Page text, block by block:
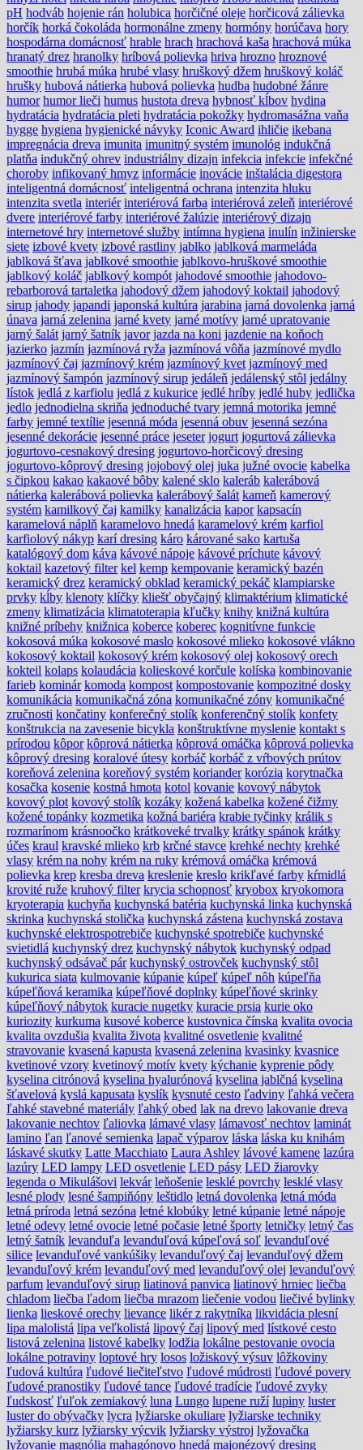
pH hodváb hojenie rán holubica horčičné oleje horčicová zálievka
horčík horká čokoláda hormonálne zmeny hormóny horúčava hory
hospodárna domácnosť hrable hrach hrachová kaša hrachová múka
hranatý drez hranolky hríbová polievka hriva hrozno hroznové
smoothie hrubá múka hrubé vlasy hruškový džem hruškový koláč
hrušky hubová nátierka hubová polievka hudba hudobné žánre
humor humor lieči humus hustota dreva hybnosť kĺbov hydina
hydratácia hydratácia pleti hydratácia pokožky hydromasážna vaňa
hygge hygiena hygienické návyky Iconic Award ihličie ikebana
impregnácia dreva imunita imunitný systém imunológ indukčná
platňa indukčný ohrev industriálny dizajn infekcia infekcie infekčné
choroby infikovaný hmyz informácie inovácie inštalácia digestora
inteligentná domácnosť inteligentná ochrana intenzita hluku
intenzita svetla interiér interiérová farba interiérová zeleň interiérové
dvere interiérové farby interiérové žalúzie interiérový dizajn
internetové hry internetové služby intímna hygiena inulín inžinierske
siete izbové kvety izbové rastliny jablko jablková marmeláda
jablková šťava jablkové smoothie jablkovo-hruškové smoothie
jablkový koláč jablkový kompót jahodové smoothie jahodovo-
rebarborová tartaletka jahodový džem jahodový koktail jahodový
sirup jahody japandi japonská kultúra jarabina jarná dovolenka jarná
únava jarná zelenina jarné kvety jarné motívy jarné upratovanie
jarný šalát jarný šatník javor jazda na koni jazdenie na koňoch
jazierko jazmín jazmínová ryža jazmínová vôňa jazmínové mydlo
jazmínový čaj jazmínový krém jazmínový kvet jazmínový med
jazmínový šampón jazmínový sirup jedáleň jedálenský stôl jedálny
lístok jedlá z karfiolu jedlá z kukurice jedlé hríby jedlé huby jedlička
jedlo jednodielna skriňa jednoduché tvary jemná motorika jemné
farby jemné textílie jesenná móda jesenná obuv jesenná sezóna
jesenné dekorácie jesenné práce jeseter jogurt jogurtová zálievka
jogurtovo-cesnakový dresing jogurtovo-horčicový dresing
jogurtovo-kôprový dresing jojobový olej juka južné ovocie kabelka
s čipkou kakao kakaové bôby kalené sklo kaleráb kalerábová
nátierka kalerábová polievka kalerábový šalát kameň kamerový
systém kamilkový čaj kamilky kanalizácia kapor kapsacín
karamelová náplň karamelovo hnedá karamelový krém karfiol
karfiolový nákyp karí dresing káro kárované sako kartuša
katalógový dom káva kávové nápoje kávové príchute kávový
koktail kazetový filter kel kemp kempovanie keramický bazén
keramický drez keramický obklad keramický pekáč klampiarske
prvky kĺby klenoty klíčky kliešť obyčajný klimaktérium klimatické
zmeny klimatizácia klimatoterapia kľučky knihy knižná kultúra
knižné príbehy knižnica koberce koberec kognitívne funkcie
kokosová múka kokosové maslo kokosové mlieko kokosové vlákno
kokosový koktail kokosový krém kokosový olej kokosový orech
kokteil kolaps kolaudácia kolieskové korčule kolíska kombinovanie
farieb kominár komoda kompost kompostovanie kompozitné dosky
komunikácia komunikačná zóna komunikačné zóny komunikačné
zručnosti končatiny konferečný stolík konferenčný stolík konfety
konštrukcia na zavesenie bicykla konštruktívne myslenie kontakt s
prírodou kôpor kôprová nátierka kôprová omáčka kôprová polievka
kôprový dresing koralové útesy korbáč korbáč z vŕbových prútov
koreňová zelenina koreňový systém koriander korózia korytnačka
kosačka kosenie kostná hmota kotol kovanie kovový nábytok
kovový plot kovový stolík kozáky kožená kabelka kožené čižmy
kožené topánky kozmetika kožná bariéra krabie tyčinky králik s
rozmarínom krásnoočko krátkoveké trvalky krátky spánok krátky
účes kraul kravské mlieko krb krčné stavce krehké nechty krehké
vlasy krém na nohy krém na ruky krémová omáčka krémová
polievka krep kresba dreva kreslenie kreslo krikľavé farby kŕmidlá
krovité ruže kruhový filter krycia schopnosť kryobox kryokomora
kryoterapia kuchyňa kuchynská batéria kuchynská linka kuchynská
skrinka kuchynská stolička kuchynská zástena kuchynská zostava
kuchynské elektrospotrebiče kuchynské spotrebiče kuchynské
svietidlá kuchynský drez kuchynský nábytok kuchynský odpad
kuchynský odsávač pár kuchynský ostrovček kuchynský stôl
kukurica siata kulmovanie kúpanie kúpeľ kúpeľ nôh kúpeľňa
kúpeľňová keramika kúpeľňové doplnky kúpeľňové skrinky
kúpeľňový nábytok kuracie nugetky kuracie prsia kurie oko
kuriozity kurkuma kusové koberce kustovnica čínska kvalita ovocia
kvalita ovzdušia kvalita života kvalitné osvetlenie kvalitné
stravovanie kvasená kapusta kvasená zelenina kvasinky kvasnice
kvetinové vzory kvetinový motív kvety kýchanie kyprenie pôdy
kyselina citrónová kyselina hyalurónová kyselina jablčná kyselina
šťavelová kyslá kapusata kyslík kysnuté cesto ľadviny ľahká večera
ľahké stavebné materiály ľahký obed lak na drevo lakovanie dreva
lakovanie nechtov ľaliovka lámavé vlasy lámavosť nechtov laminát
lamino ľan ľanové semienka lapač výparov láska láska ku knihám
láskavé skutky Latte Macchiato Laura Ashley lávové kamene lazúra
lazúry LED lampy LED osvetlenie LED pásy LED žiarovky
legenda o Mikulášovi lekvár leňošenie lesklé povrchy lesklé vlasy
lesné plody lesné šampiňóny leštidlo letná dovolenka letná móda
letná príroda letná sezóna letné klobúky letné kúpanie letné nápoje
letné odevy letné ovocie letné počasie letné športy letničky letný čas
letný šatník levanduľa levanduľová kúpeľová soľ levanduľové
silice levanduľové vankúšiky levanduľový čaj levanduľový džem
levanduľový krém levanduľový med levanduľový olej levanduľový
parfum levanduľový sirup liatinová panvica liatinový hrniec liečba
chladom liečba ľadom liečba mrazom liečenie vodou liečivé bylinky
lienka lieskové orechy lievance likér z rakytníka likvidácia plesní
lipa malolistá lipa veľkolistá lipový čaj lipový med lístkové cesto
listová zelenina listové kabelky lodžia lokálne pestovanie ovocia
lokálne potraviny loptové hry losos ložiskový výsuv lôžkoviny
ľudová kultúra ľudové liečiteľstvo ľudové múdrosti ľudové povery
ľudové pranostiky ľudové tance ľudové tradície ľudové zvyky
ľudskosť ľuľok zemiakový luna Lungo lupene ruží lupiny luster
luster do obývačky lycra lyžiarske okuliare lyžiarske techniky
lyžiarsky kurz lyžiarsky výcvik lyžiarsky výstroj lyžovačka
lyžovanie magnólia mahagónovo hnedá majonézový dresing